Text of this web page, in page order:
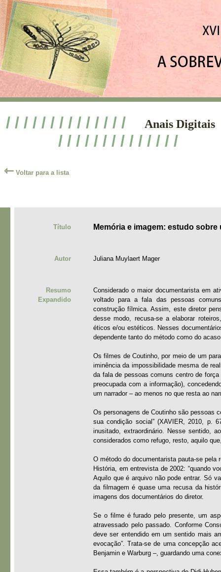
/ / / / / / / / / / / / / / Anais Digitais
/ / / / / / / / / / / / / /
⇽ Voltar para a lista
Título Memória e imagem: estudo
Autor Juliana Muylaert Mager
Resumo
Expandido
Considerado o maior documentarista em
voltado para a fala das pessoas
construção fílmica. Assim, este diretor
desse modo, recusa-se a elaborar
éticos e/ou estéticos. Nesses
dependente tanto do método como do
Os filmes de Coutinho, por meio de um
iminência da impossibilidade mesma de
da fala de pessoas comuns centro de
preocupada com a informação),
um narrador – ao menos no que resta ao
Os personagens de Coutinho são pessoas
sua condição social” (XAVIER, 2010, p.
inusitado, extraordinário. Nesse sentido,
considerados como refugo, resto, aquilo
O método do documentarista pauta-se pela
História, em entrevista de 2002: “quando
Aquilo que é arquivo não pode entrar. Só
da filmagem é quase uma recusa da
imagens dos documentários do diretor.
Se o filme é furado pelo presente, um
atravessado pelo passado. Conforme
deve ser entendido em um sentido mais
evocação”. Trata-se de uma concepção
Benjamin e Warburg –, guardando uma